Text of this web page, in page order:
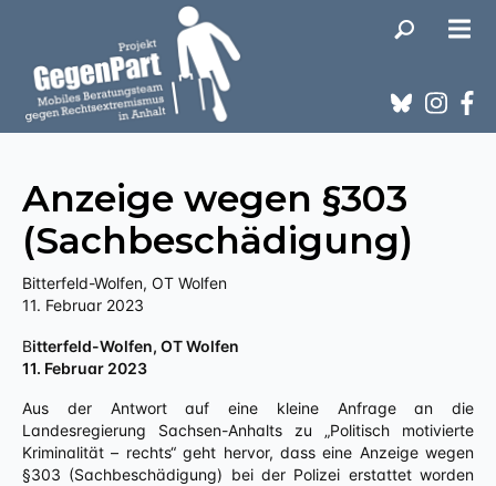
Anzeige wegen §303
(Sachbeschädigung)
Bitterfeld-Wolfen, OT Wolfen
11. Februar 2023
Bitterfeld-Wolfen, OT Wolfen
11. Februar 2023
Aus der Antwort auf eine kleine Anfrage an die
Landesregierung Sachsen-Anhalts zu „Politisch motivierte
Kriminalität – rechts“ geht hervor, dass eine Anzeige wegen
§303 (Sachbeschädigung) bei der Polizei erstattet worden